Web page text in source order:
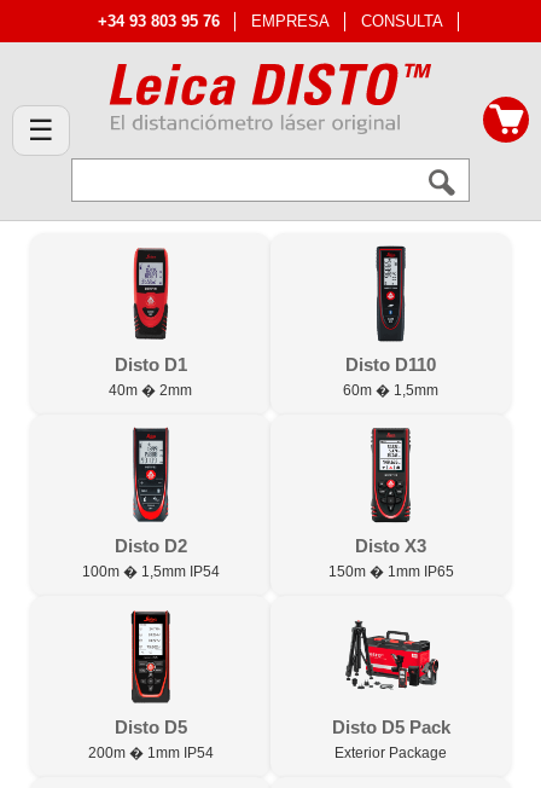
+34 93 803 95 76 EMPRESA CONSULTA
☰
Disto D1
40m � 2mm
Disto D110
60m � 1,5mm
Disto D2
100m � 1,5mm IP54
Disto X3
150m � 1mm IP65
Disto D5
200m � 1mm IP54
Disto D5 Pack
Exterior Package